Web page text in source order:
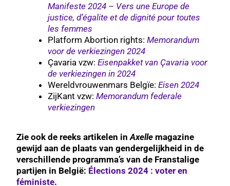
Manifeste 2024 – Vers une Europe de
justice, d’égalite et de dignité pour toutes
les femmes
Platform Abortion rights:Memorandum
voor de verkiezingen 2024
Çavaria vzw:Eisenpakket van Çavaria voor
de verkiezingen in 2024
Wereldvrouwenmars Belgïe:Eisen 2024
ZijKant vzw:Memorandum federale
verkiezingen
Zie ook de reeks artikelen inAxelle magazine
gewijd aan de plaats van gendergelijkheid in de
verschillende programma’s van de Franstalige
partijen in België: Élections 2024 : voter en
féministe.